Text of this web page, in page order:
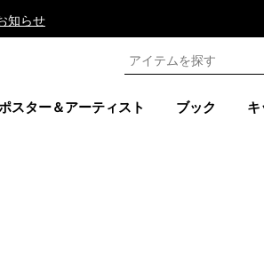
知らせ
スター＆アーティスト ブック キ